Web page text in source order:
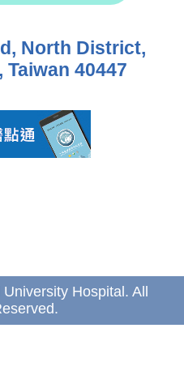
North District,
40447
Hospital. All